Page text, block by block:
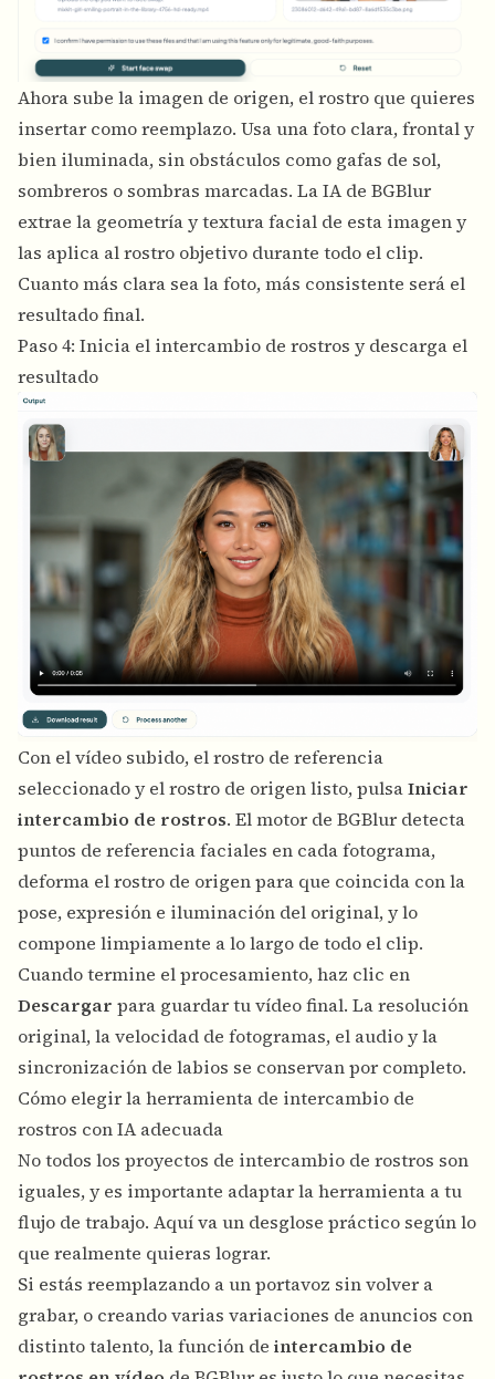
Ahora sube la imagen de origen, el rostro que quieres
insertar como reemplazo. Usa una foto clara, frontal y
bien iluminada, sin obstáculos como gafas de sol,
sombreros o sombras marcadas. La IA de BGBlur
extrae la geometría y textura facial de esta imagen y
las aplica al rostro objetivo durante todo el clip.
Cuanto más clara sea la foto, más consistente será el
resultado final.
Paso 4: Inicia el intercambio de rostros y descarga el
resultado
Con el vídeo subido, el rostro de referencia
seleccionado y el rostro de origen listo, pulsaIniciar
intercambio de rostros. El motor de BGBlur detecta
puntos de referencia faciales en cada fotograma,
deforma el rostro de origen para que coincida con la
pose, expresión e iluminación del original, y lo
compone limpiamente a lo largo de todo el clip.
Cuando termine el procesamiento, haz clic en
Descargar para guardar tu vídeo final. La resolución
original, la velocidad de fotogramas, el audio y la
sincronización de labios se conservan por completo.
Cómo elegir la herramienta de intercambio de
rostros con IA adecuada
No todos los proyectos de intercambio de rostros son
iguales, y es importante adaptar la herramienta a tu
flujo de trabajo. Aquí va un desglose práctico según lo
que realmente quieras lograr.
Si estás reemplazando a un portavoz sin volver a
grabar, o creando varias variaciones de anuncios con
distinto talento, la función de intercambio de